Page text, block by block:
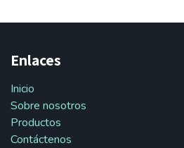
Enlaces
Inicio
Sobre nosotros
Productos
Contáctenos